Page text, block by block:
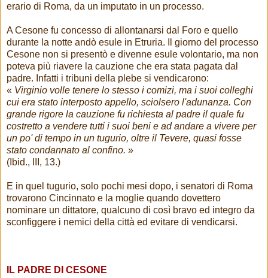
erario di Roma, da un imputato in un processo.
A Cesone fu concesso di allontanarsi dal Foro e quello
durante la notte andò esule in Etruria. Il giorno del processo
Cesone non si presentò e divenne esule volontario, ma non
poteva più riavere la cauzione che era stata pagata dal
padre. Infatti i tribuni della plebe si vendicarono:
« Virginio volle tenere lo stesso i comizi, ma i suoi colleghi
cui era stato interposto appello, sciolsero l'adunanza. Con
grande rigore la cauzione fu richiesta al padre il quale fu
costretto a vendere tutti i suoi beni e ad andare a vivere per
un po' di tempo in un tugurio, oltre il Tevere, quasi fosse
stato condannato al confino. »
(Ibid., III, 13.)
E in quel tugurio, solo pochi mesi dopo, i senatori di Roma
trovarono Cincinnato e la moglie quando dovettero
nominare un dittatore, qualcuno di così bravo ed integro da
sconfiggere i nemici della città ed evitare di vendicarsi.
IL PADRE DI CESONE